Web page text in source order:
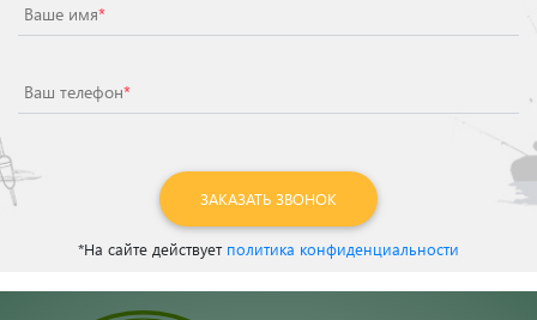
Ваше имя*
Ваш телефон*
ЗАКАЗАТЬ ЗВОНОК
*На сайте действует политика конфиденциальности